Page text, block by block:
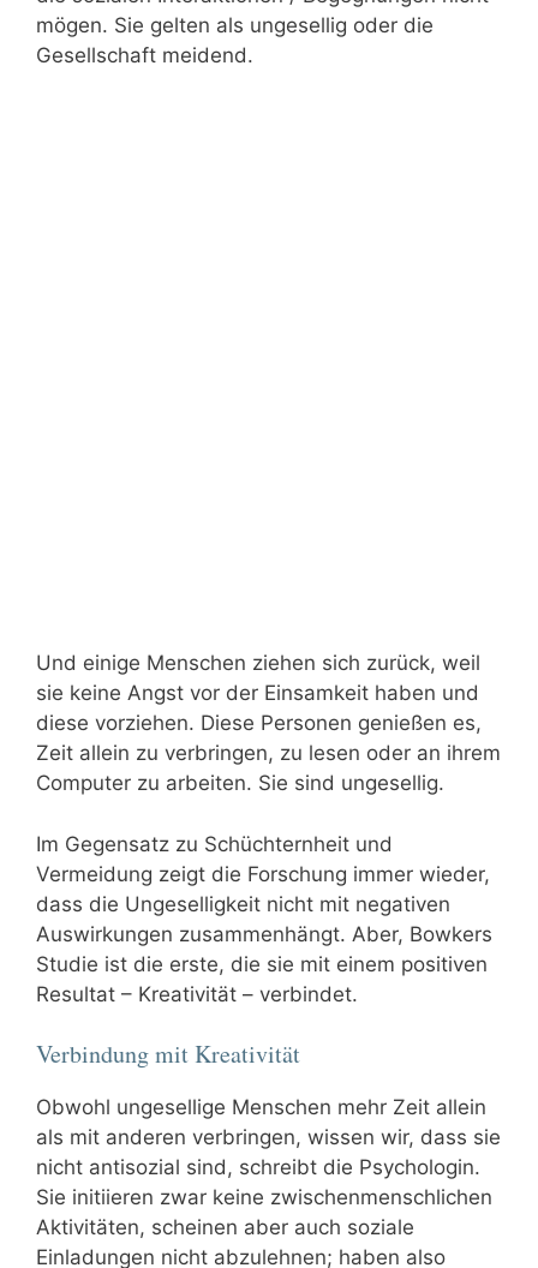
mögen. Sie gelten als ungesellig oder die
Gesellschaft meidend.
Und einige Menschen ziehen sich zurück, weil
sie keine Angst vor der Einsamkeit haben und
diese vorziehen. Diese Personen genießen es,
Zeit allein zu verbringen, zu lesen oder an ihrem
Computer zu arbeiten. Sie sind ungesellig.
Im Gegensatz zu Schüchternheit und
Vermeidung zeigt die Forschung immer wieder,
dass die Ungeselligkeit nicht mit negativen
Auswirkungen zusammenhängt. Aber, Bowkers
Studie ist die erste, die sie mit einem positiven
Resultat – Kreativität – verbindet.
Verbindung mit Kreativität
Obwohl ungesellige Menschen mehr Zeit allein
als mit anderen verbringen, wissen wir, dass sie
nicht antisozial sind, schreibt die Psychologin.
Sie initiieren zwar keine zwischenmenschlichen
Aktivitäten, scheinen aber auch soziale
Einladungen nicht abzulehnen; haben also